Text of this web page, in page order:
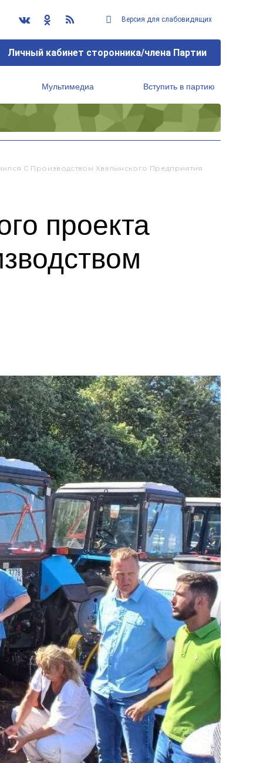
Версия для слабовидящих
Личный кабинет сторонника/члена Партии
Мультимедиа Вступить в партию
С Производством Хвалынского Предприятия
проекта